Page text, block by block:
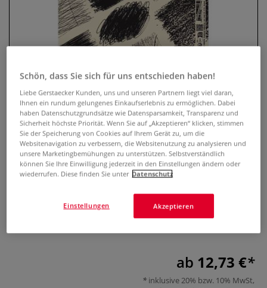
FABRIANO® SCHIZZI Skizzenblock
0 Bewertungen
FABRIANO® SCHIZZI Skizzenblock mit 80 Blatt, 90 g/qm. 20 %
Baumwolle, leicht gekörnt – ideal für alle Trockentechniken.
ab 12,73 €
inklusive 20% bzw. 10% MwSt,
Schön, dass Sie sich für uns entschieden haben!
Liebe Gerstaecker Kunden, uns und unseren Partnern liegt viel daran,
Ihnen ein rundum gelungenes Einkaufserlebnis zu ermöglichen. Dabei
haben Datenschutzgrundsätze wie Datensparsamkeit, Transparenz und
Sicherheit höchste Priorität. Wenn Sie auf „Akzeptieren“ klicken, stimmen
Sie der Speicherung von Cookies auf Ihrem Gerät zu, um die
Websitenavigation zu verbessern, die Websitenutzung zu analysieren und
unsere Marketingbemühungen zu unterstützen. Selbstverständlich
können Sie Ihre Einwilligung jederzeit in den Einstellungen ändern oder
wiederrufen. Diese finden Sie unter Datenschutz
Akzeptieren
Einstellungen